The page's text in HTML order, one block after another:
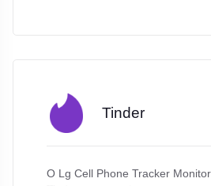
Tinder
O Lg Cell Phone Tracker